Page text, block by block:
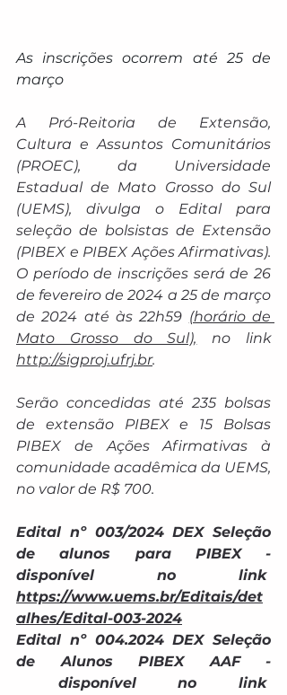
As inscrições ocorrem até 25 de
março
A Pró-Reitoria de Extensão,
Cultura e Assuntos Comunitários
(PROEC), da Universidade
Estadual de Mato Grosso do Sul
(UEMS), divulga o Edital para
seleção de bolsistas de Extensão
(PIBEX e PIBEX Ações Afirmativas).
O período de inscrições será de 26
de fevereiro de 2024 a 25 de março
de 2024 até às 22h59 (horário de
Mato Grosso do Sul), no link
http://sigproj.ufrj.br.
Serão concedidas até 235 bolsas
de extensão PIBEX e 15 Bolsas
PIBEX de Ações Afirmativas à
comunidade acadêmica da UEMS,
no valor de R$ 700.
Edital nº 003/2024 DEX Seleção
de alunos para PIBEX -
https://www.uems.br/Editais/det
alhes/Edital-003-2024
Edital nº 004.2024 DEX Seleção
de Alunos PIBEX AAF -